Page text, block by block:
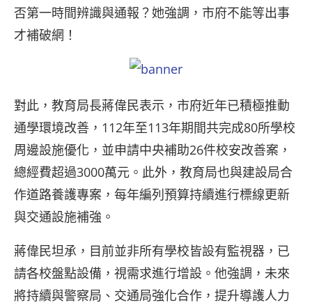
否第一時間辨識與通報？她強調，市府不能等出事
才補破網！
對此，教育局長蔣偉民表示，市府近年已積極推動
通學環境改善，112年至113年期間共完成80所學校
周邊設施優化，並申請中央補助26件校安改善案，
總經費超過3000萬元。此外，教育局也與建設局合
作道路養護專案，每年編列預算持續進行標線更新
與交通設施補強。
蔣偉民坦承，目前並非所有學校皆設有監視器，已
請各校盤點設備，視需求進行增設。他強調，未來
將持續與警察局、交通局強化合作，提升導護人力